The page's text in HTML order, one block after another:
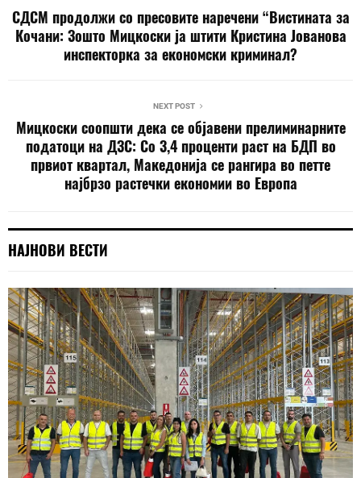
СДСМ продолжи со пресовите наречени “Вистината за
Кочани: Зошто Мицкоски ја штити Кристина Јованова
инспекторка за економски криминал?
NEXT POST
Мицкоски соопшти дека се објавени прелиминарните
податоци на ДЗС: Со 3,4 проценти раст на БДП во
првиот квартал, Македонија се рангира во петте
најбрзо растечки економии во Европа
НАЈНОВИ ВЕСТИ